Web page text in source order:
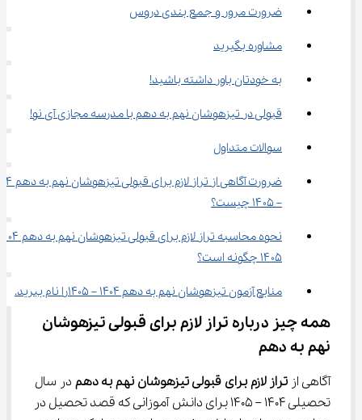
ضرورت مرور و جمع بندی دروس
مشاوره بگیرید
به خودتان باور داشته باشید!
قبولی در تیزهوشان نهم به دهم با مدرسه مجازی آی نو!
سوالات متداول
– ۱۴۰۵ چیست؟
۱۴۰۵ چگونه است؟
منابع آزمون تیزهوشان نهم به دهم 1404 – 1405را نام ببرید.
همه چیز درباره تراز لازم برای قبولی تیزهوشان
نهم به دهم
آگاهی از تراز لازم برای قبولی تیزهوشان نهم به دهم در سال
تحصیلی 1404 – 1405 برای دانش آموزانی که قصد تحصیل در